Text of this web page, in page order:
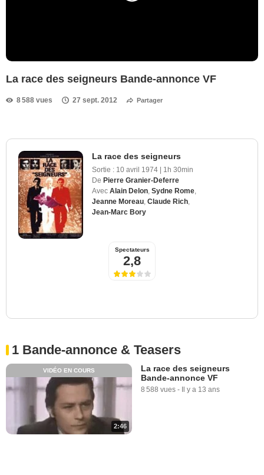
La race des seigneurs Bande-annonce VF
8 588 vues 27 sept. 2012 Partager
La race des seigneurs
Sortie : 10 avril 1974 | 1h 30min
De Pierre Granier-Deferre
Avec Alain Delon Sydne Rome
Jeanne Moreau Claude Rich
Jean-Marc Bory
Spectateurs
2,8
1 Bande-annonce & Teasers
2:46
VIDÉO EN COURS
La race des seigneurs
Bande-annonce VF
8 588 vues - Il y a 13 ans